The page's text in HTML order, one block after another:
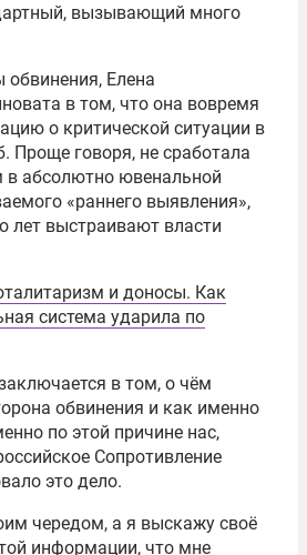
вызывающий много
обвинения, Елена
в том, что она вовремя
о критической ситуации в
Проще говоря, не сработала
абсолютно ювенальной
«раннего выявления»,
лет выстраивают власти
и доносы. Как
система ударила по
в том, о чём
обвинения и как именно
по этой причине нас,
Сопротивление
это дело.
чередом, а я выскажу своё
информации, что мне